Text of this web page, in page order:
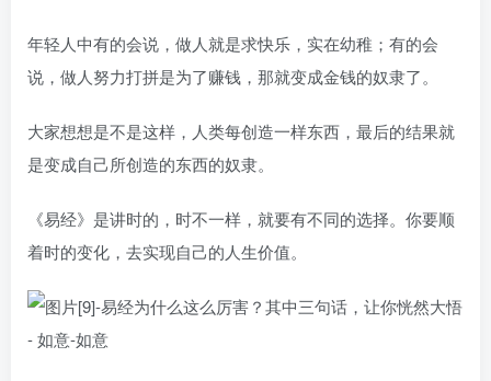
年轻人中有的会说，做人就是求快乐，实在幼稚；有的会
说，做人努力打拼是为了赚钱，那就变成金钱的奴隶了。
大家想想是不是这样，人类每创造一样东西，最后的结果就
是变成自己所创造的东西的奴隶。
《易经》是讲时的，时不一样，就要有不同的选择。你要顺
着时的变化，去实现自己的人生价值。